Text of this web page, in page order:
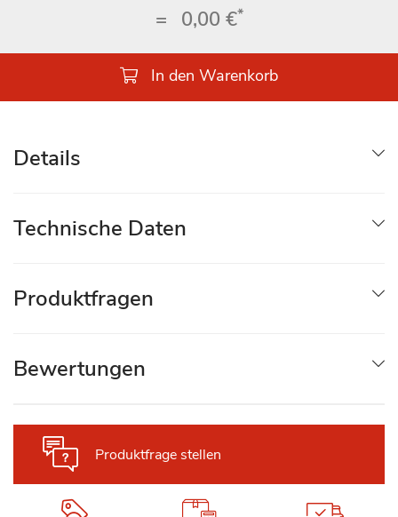
= 0,00 €*
In den Warenkorb
Produktfrage stellen
Details
Technische Daten
Produktfragen
Bewertungen